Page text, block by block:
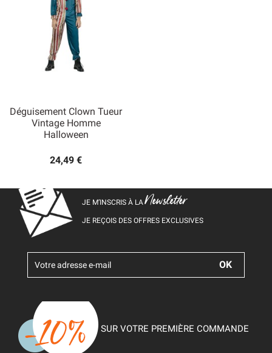
Déguisement Clown Tueur
Vintage Homme
Halloween
24,49 €
JE M’INSCRIS À LANewsletter
JE REÇOIS DES OFFRES EXCLUSIVES
SUR VOTRE PREMIÈRE COMMANDE